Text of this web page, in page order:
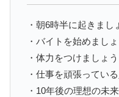
・朝6時半に起きまし
・バイトを始めましょ
・体力をつけましょう
・仕事を頑張ってい
・10年後の理想の未